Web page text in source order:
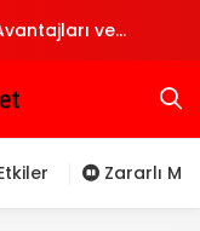
ve
Belirtileri ve
Zararlı Mı?